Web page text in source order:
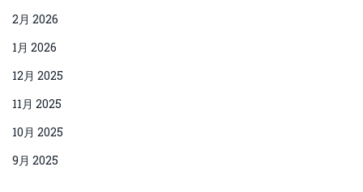
2月 2026
1月 2026
12月 2025
11月 2025
10月 2025
9月 2025